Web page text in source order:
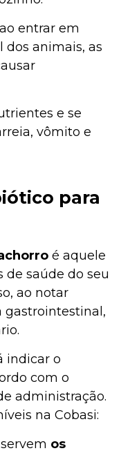
entrar em
animais, as
e se
vômito e
para
é aquele
de saúde do seu
ao notar
gastrointestinal,
indicar o
com o
administração.
na Cobasi:
os